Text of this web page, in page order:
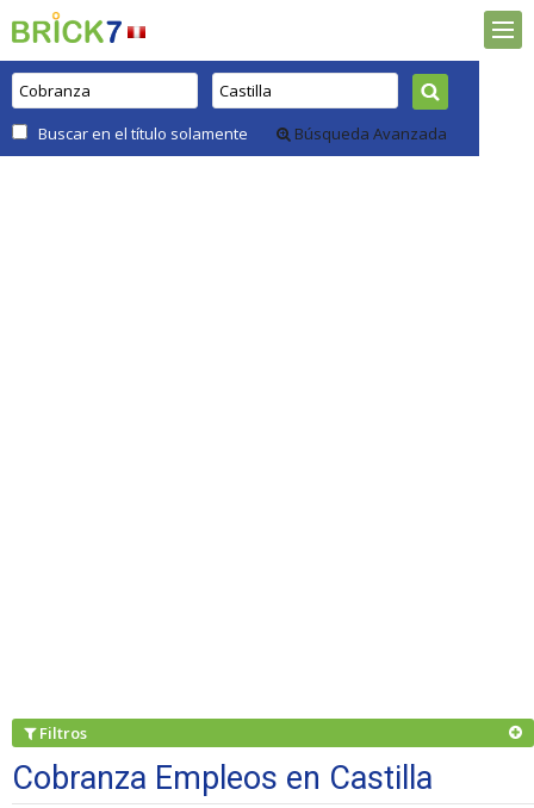
Buscar en el título solamente Búsqueda Avanzada
Filtros
Cobranza Empleos en Castilla